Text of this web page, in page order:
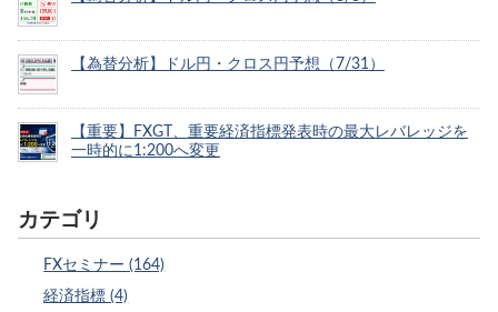
【為替分析】ドル円・クロス円予想（7/31）
【重要】FXGT、重要経済指標発表時の最大レバレッジを
一時的に1:200へ変更
カテゴリ
FXセミナー (164)
経済指標 (4)